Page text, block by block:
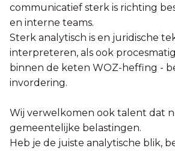
communicatief sterk is richting
en interne teams.
Sterk analytisch is en juridische
interpreteren, als ook
binnen de keten WOZ-heffing -
invordering.
Wij verwelkomen ook talent dat
gemeentelijke belastingen.
Heb je de juiste analytische blik,